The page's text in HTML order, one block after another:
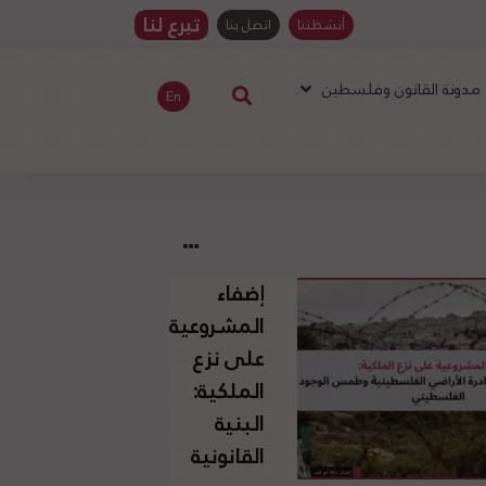
أنشطتنا اتصل بنا تبرع لنا
مدونة القانون وفلسطين En
إضفاء
المشروعية
على نزع
الملكية:
البنية
القانونية